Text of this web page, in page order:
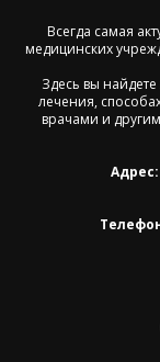
Всегда самая
медицинских
Здесь вы
лечения,
врачами и
Адрес: